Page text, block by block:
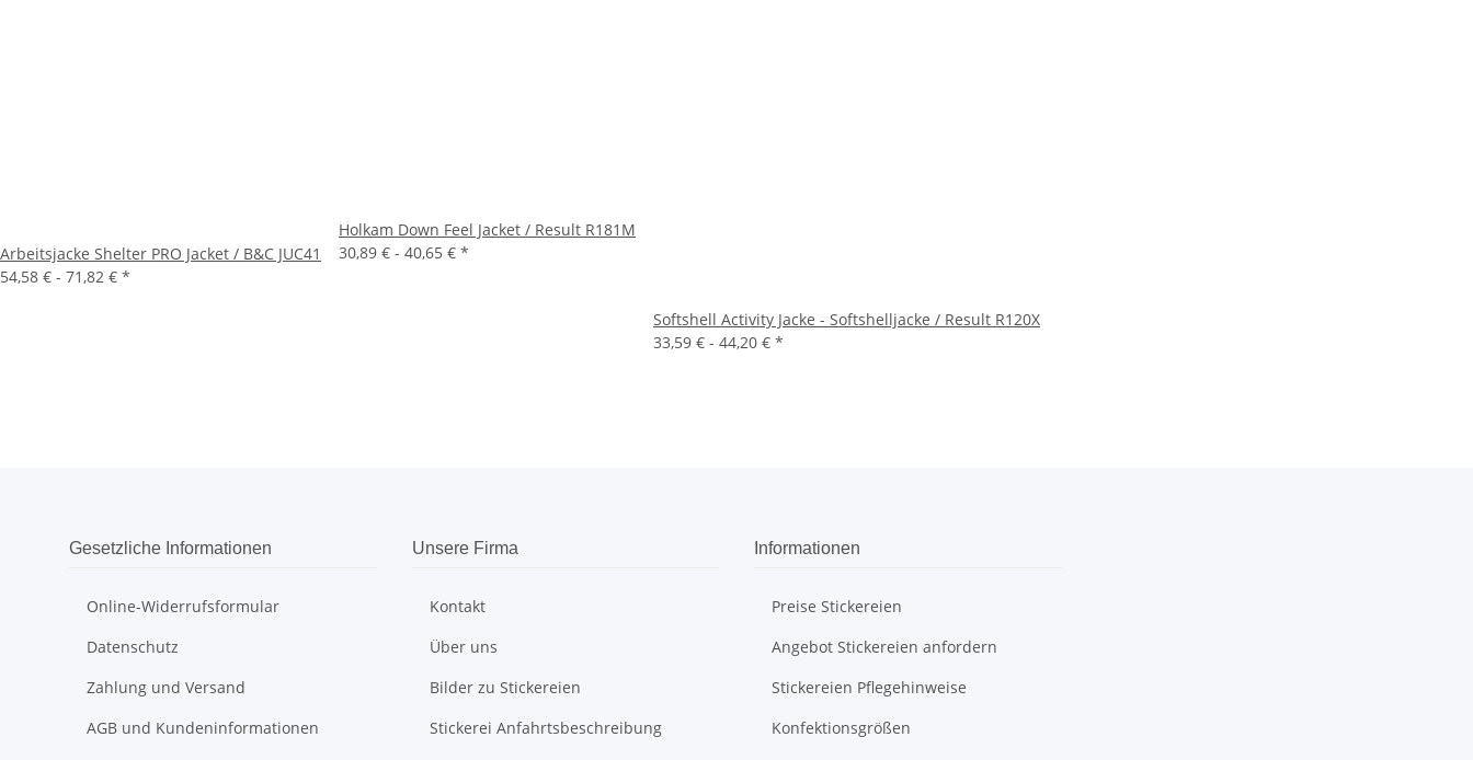
Arbeitsjacke Shelter PRO Jacket / B&C JUC41
54,58 € - 71,82 € *
Holkam Down Feel Jacket / Result R181M
30,89 € - 40,65 € *
Softshell Activity Jacke - Softshelljacke / Result R120X
33,59 € - 44,20 € *
Gesetzliche Informationen
Online-Widerrufsformular
Datenschutz
Zahlung und Versand
AGB und Kundeninformationen
Unsere Firma
Kontakt
Über uns
Bilder zu Stickereien
Stickerei Anfahrtsbeschreibung
Informationen
Preise Stickereien
Angebot Stickereien anfordern
Stickereien Pflegehinweise
Konfektionsgrößen